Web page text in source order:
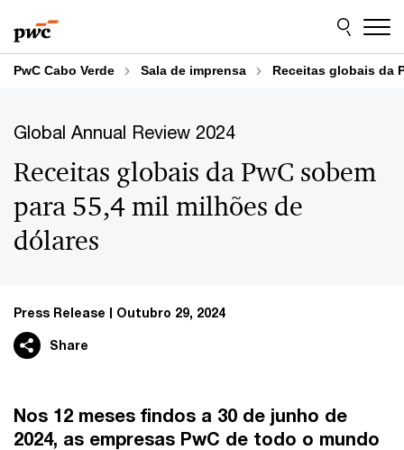
to
content
to
footer
PwC Cabo Verde Sala de imprensa Receitas globais da
Global Annual Review 2024
Receitas globais da PwC sobem
para 55,4 mil milhões de
dólares
Press Release Outubro 29, 2024
Share
Nos 12 meses findos a 30 de junho de
2024, as empresas PwC de todo o mundo